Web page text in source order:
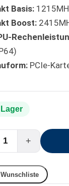
Basis:
Boost:
PCIe-
+